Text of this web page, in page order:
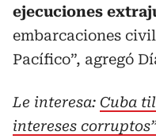
ejecuciones
embarcaciones
Pacífico”, agregó
Le interesa: Cuba
intereses